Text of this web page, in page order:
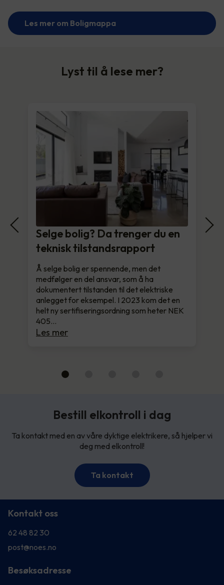
Les mer om Boligmappa
Lyst til å lese mer?
Selge bolig? Da trenger du en
teknisk tilstandsrapport
Å selge bolig er spennende, men det
medfølger en del ansvar, som å ha
dokumentert tilstanden til det elektriske
anlegget for eksempel. I 2023 kom det en
helt ny sertifiseringsordning som heter NEK
405…
Les mer
Bestill elkontroll i dag
Ta kontakt med en av våre dyktige elektrikere, så hjelper vi
deg med elkontroll!
Ta kontakt
Kontakt oss
62 48 82 30
post@noes.no
Besøksadresse